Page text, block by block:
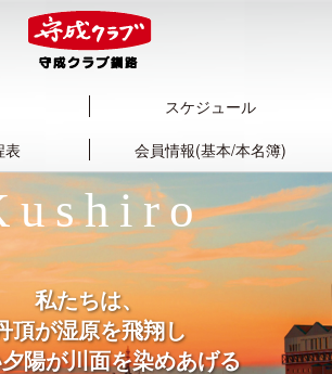
スケジュール
表
会員情報(基本/本名簿)
私たちは、
頂が湿原を飛翔し
陽が川面を染めあげる